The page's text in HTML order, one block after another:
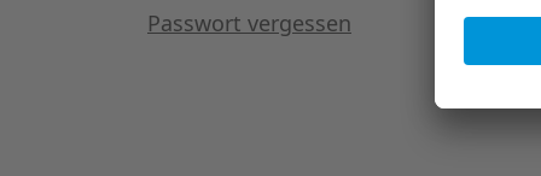
Passwort vergessen